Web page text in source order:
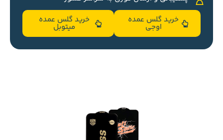
خرید گلس عمده
اوجی
خرید گلس عمده
میتوبل